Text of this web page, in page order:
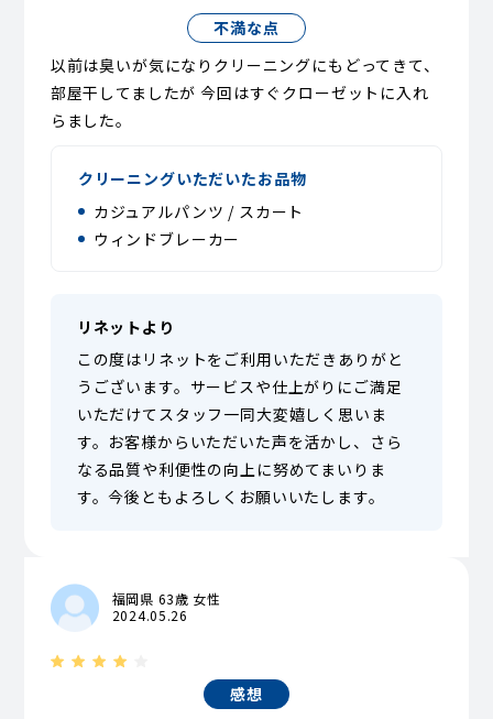
不満な点
以前は臭いが気になりクリーニングにもどってきて、
部屋干してましたが 今回はすぐクローゼットに入れ
らました。
クリーニングいただいたお品物
カジュアルパンツ / スカート
ウィンドブレーカー
リネットより
この度はリネットをご利用いただきありがと
うございます。サービスや仕上がりにご満足
いただけてスタッフ一同大変嬉しく思いま
す。お客様からいただいた声を活かし、さら
なる品質や利便性の向上に努めてまいりま
す。今後ともよろしくお願いいたします。
福岡県 63歳 女性
2024.05.26
感想